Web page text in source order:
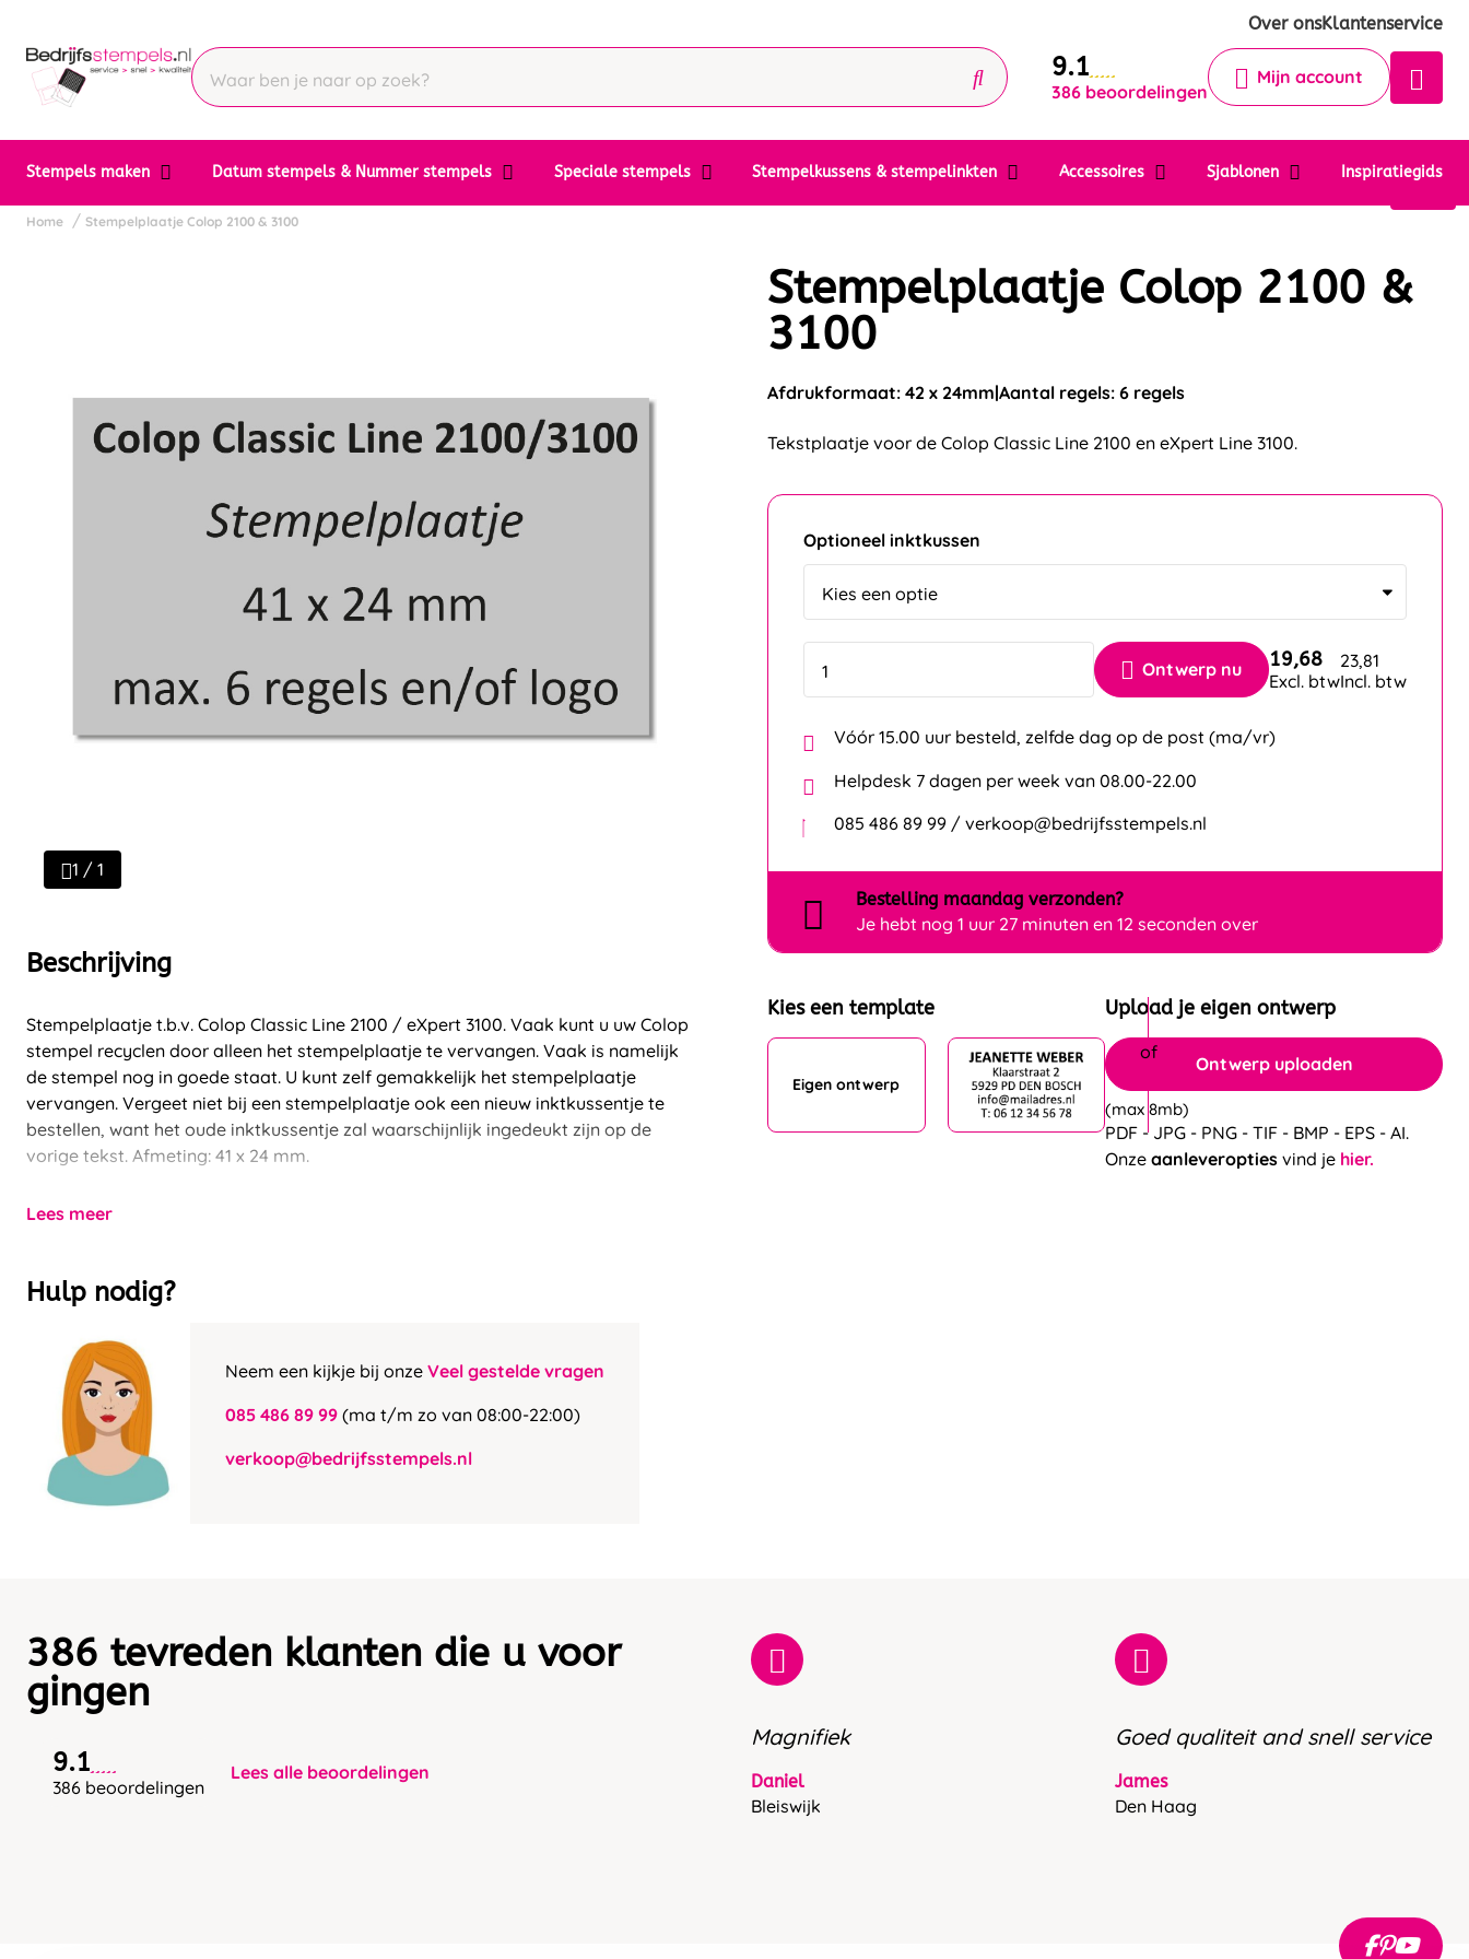
Over onsKlantenservice
9.1
386 beoordelingen
Mijn account
Stempels maken Datum stempels & Nummer stempels Speciale stempels Stempelkussens & stempelinkten Accessoires Sjablonen Inspiratiegids
Krijg een antwoord op uw vraag
Chat 24/7 met onze chatbot voor
Contact
Home Stempelplaatje Colop 2100 & 3100
1 / 1
Beschrijving
Stempelplaatje t.b.v. Colop Classic Line 2100 / eXpert 3100. Vaak kunt u uw Colop
stempel recyclen door alleen het stempelplaatje te vervangen. Vaak is namelijk
de stempel nog in goede staat. U kunt zelf gemakkelijk het stempelplaatje
vervangen. Vergeet niet bij een stempelplaatje ook een nieuw inktkussentje te
bestellen, want het oude inktkussentje zal waarschijnlijk ingedeukt zijn op de
vorige tekst. Afmeting: 41 x 24 mm.
Lees meer
Hulp nodig?
Neem een kijkje bij onze Veel gestelde vragen
085 486 89 99 (ma t/m zo van 08:00-22:00)
verkoop@bedrijfsstempels.nl
Stempelplaatje Colop 2100 &
3100
Afdrukformaat: 42 x 24mm Aantal regels: 6 regels
Tekstplaatje voor de Colop Classic Line 2100 en eXpert Line 3100.
Optioneel inktkussen
Ontwerp nu 19,68
Excl. btw
23,81
Incl. btw
Vóór 15.00 uur besteld, zelfde dag op de post (ma/vr)
Helpdesk 7 dagen per week van 08.00-22.00
085 486 89 99 / verkoop@bedrijfsstempels.nl
Bestelling maandag verzonden?
Je hebt nog 1 uur 27 minuten en 12 seconden over
Kies een template
Eigen ontwerp
Upload je eigen ontwerp
Ontwerp uploaden
(max 8mb)
PDF - JPG - PNG - TIF - BMP - EPS - AI.
Onze aanleveropties vind je hier.
386 tevreden klanten die u voor
gingen
9.1
386 beoordelingen
Lees alle beoordelingen
Magnifiek
Daniel
Bleiswijk
Goed qualiteit and snell service
James
Den Haag